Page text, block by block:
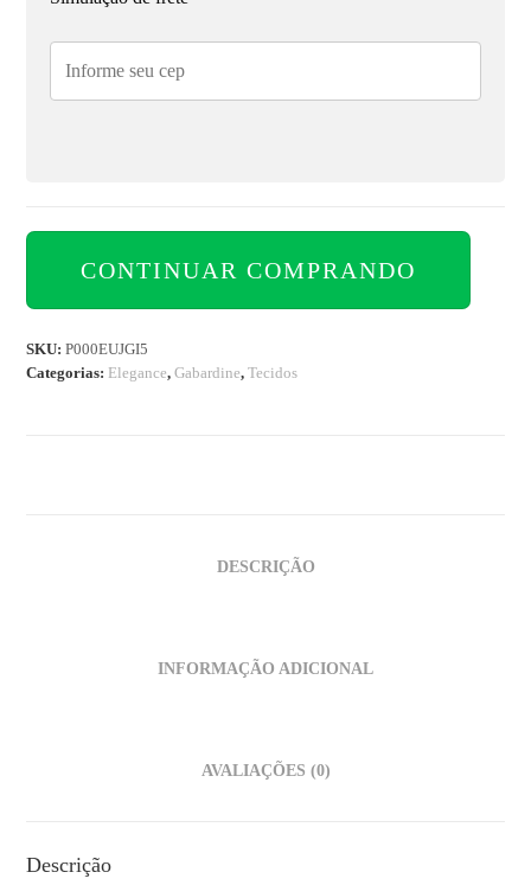
CONTINUAR COMPRANDO
SKU:P000EUJGI5
Categorias: Elegance,Gabardine,Tecidos
DESCRIÇÃO
INFORMAÇÃO ADICIONAL
AVALIAÇÕES (0)
Descrição